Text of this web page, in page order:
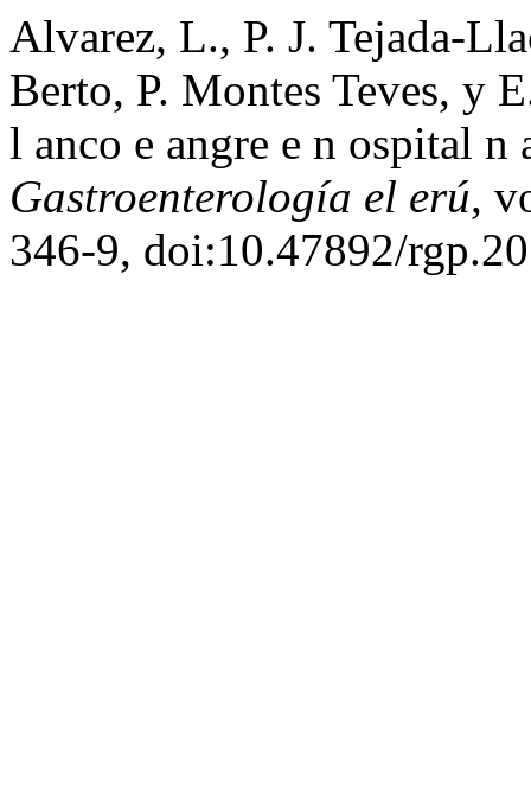
Alvarez, L., P. J. Tejada-
Berto, P. Montes Teves, y
l anco e angre e n ospital
Gastroenterología el erú,
346-9, doi:10.47892/